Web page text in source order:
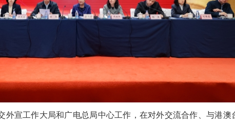
外宣工作大局和广电总局中心工作，在对外交流合作、与港澳